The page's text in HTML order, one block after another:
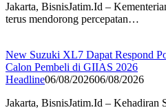
Jakarta, BisnisJatim.Id –
terus mendorong percepatan…
New Suzuki XL7 Dapat Respond
Calon Pembeli di GIIAS 2026
Headline06/08/202606/08/2026
Jakarta, BisnisJatim.Id –